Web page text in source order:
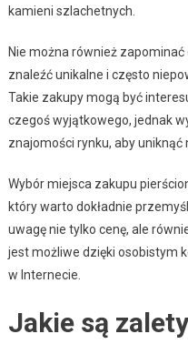
kamieni szlachetnych.
Nie można również zapominać
znaleźć unikalne i często
Takie zakupy mogą być
czegoś wyjątkowego, jednak
znajomości rynku, aby uniknąć
Wybór miejsca zakupu
który warto dokładnie
uwagę nie tylko cenę, ale
jest możliwe dzięki osobistym
w Internecie.
Jakie są